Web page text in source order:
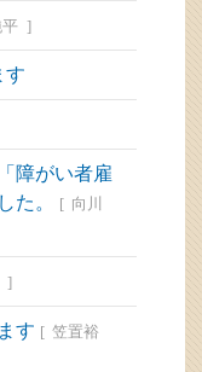
平
す
障がい者雇
た。
向川
す
笠置裕